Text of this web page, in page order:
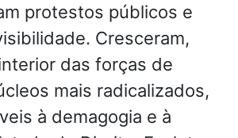
protestos públicos e
Cresceram,
das forças de
mais radicalizados,
à demagogia e à